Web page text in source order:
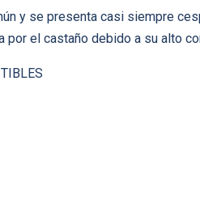
y se presenta casi siempre
por el castaño debido a su alto